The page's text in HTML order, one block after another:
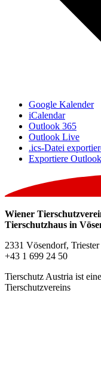
Google Kalender
iCalendar
Outlook 365
Outlook Live
.ics-Datei
Exportiere
Wiener
Tierschutzhaus in
2331 Vösendorf, Triester
+43 1 699 24 50
Tierschutz Austria ist
Tierschutzvereins